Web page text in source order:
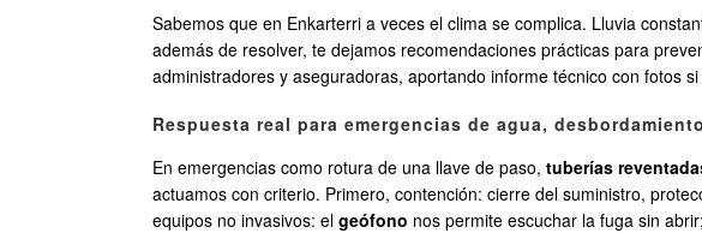
Sabemos que en Enkarterri a veces el clima se complica. Lluvia
además de resolver, te dejamos recomendaciones prácticas para
administradores y aseguradoras, aportando informe técnico con fotos
Respuesta real para emergencias de agua,
En emergencias como rotura de una llave de paso, tuberías
actuamos con criterio. Primero, contención: cierre del suministro,
equipos no invasivos: el geófono nos permite escuchar la fuga sin